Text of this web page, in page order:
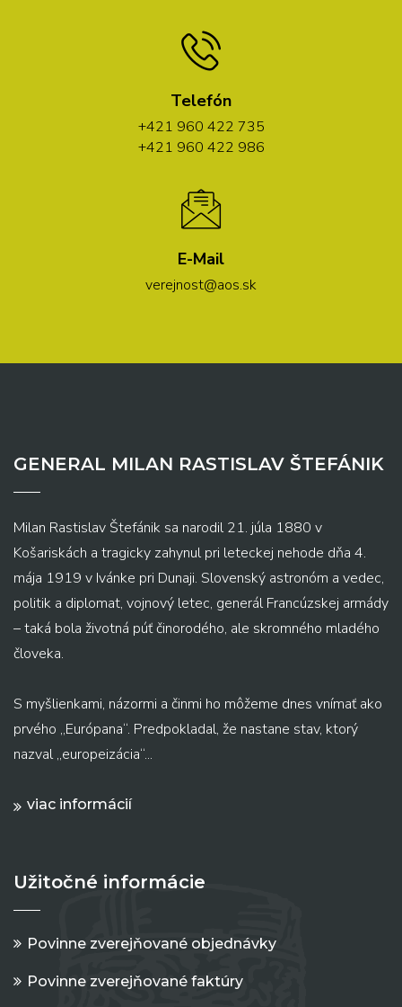
Telefón
+421 960 422 735
+421 960 422 986
E-Mail
verejnost@aos.sk
GENERAL MILAN RASTISLAV ŠTEFÁNIK
Milan Rastislav Štefánik sa narodil 21. júla 1880 v
Košariskách a tragicky zahynul pri leteckej nehode dňa 4.
mája 1919 v Ivánke pri Dunaji. Slovenský astronóm a vedec,
politik a diplomat, vojnový letec, generál Francúzskej armády
– taká bola životná púť činorodého, ale skromného mladého
človeka.
S myšlienkami, názormi a činmi ho môžeme dnes vnímať ako
prvého „Európana“. Predpokladal, že nastane stav, ktorý
nazval „europeizácia“...
viac informácií
Užitočné informácie
Povinne zverejňované objednávky
Povinne zverejňované faktúry